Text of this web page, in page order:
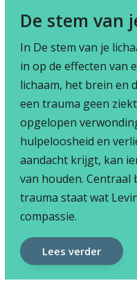
De stem van
In De stem van je
in op de effecten van
lichaam, het brein en
een trauma geen
opgelopen
hulpeloosheid en
aandacht krijgt, kan
van houden. Centraal
trauma staat wat
compassie.
Lees verder